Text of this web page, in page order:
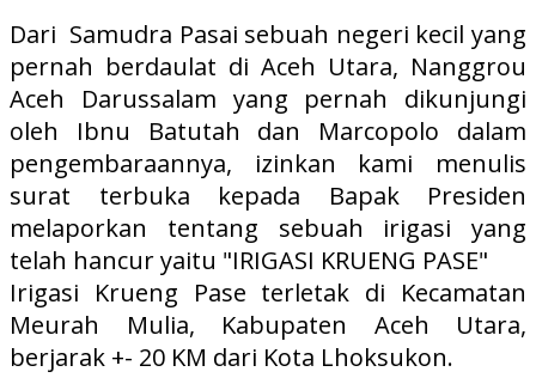
Dari Samudra Pasai sebuah negeri kecil yang
pernah berdaulat di Aceh Utara, Nanggrou
Aceh Darussalam yang pernah dikunjungi
oleh Ibnu Batutah dan Marcopolo dalam
pengembaraannya, izinkan kami menulis
surat terbuka kepada Bapak Presiden
melaporkan tentang sebuah irigasi yang
telah hancur yaitu "IRIGASI KRUENG PASE"
Irigasi Krueng Pase terletak di Kecamatan
Meurah Mulia, Kabupaten Aceh Utara,
berjarak +- 20 KM dari Kota Lhoksukon.